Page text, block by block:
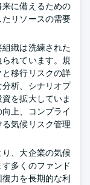
に備えるための
リソースの需要
織は洗練された
れています。規
移行リスクの詳
析、シナリオプ
を拡大していま
上、コンプライ
気候リスク管理
、大企業の気候
多くのファンド
力を長期的な利